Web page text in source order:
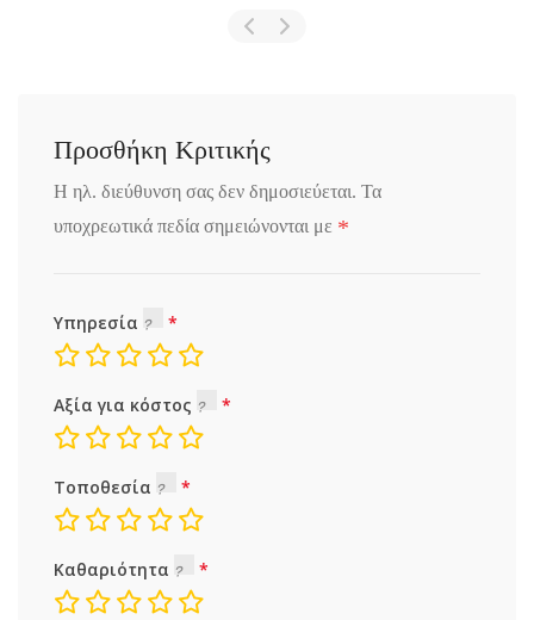
Προσθήκη Κριτικής
Η ηλ. διεύθυνση σας δεν δημοσιεύεται. Τα
υποχρεωτικά πεδία σημειώνονται με *
Υπηρεσία
Αξία για κόστος
Τοποθεσία
Καθαριότητα